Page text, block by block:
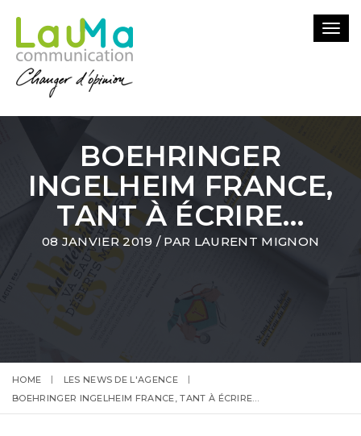
BOEHRINGER
INGELHEIM FRANCE,
TANT À ÉCRIRE…
08 JANVIER 2019 / PAR LAURENT MIGNON
HOME
LES NEWS DE L'AGENCE
BOEHRINGER INGELHEIM FRANCE, TANT À ÉCRIRE…